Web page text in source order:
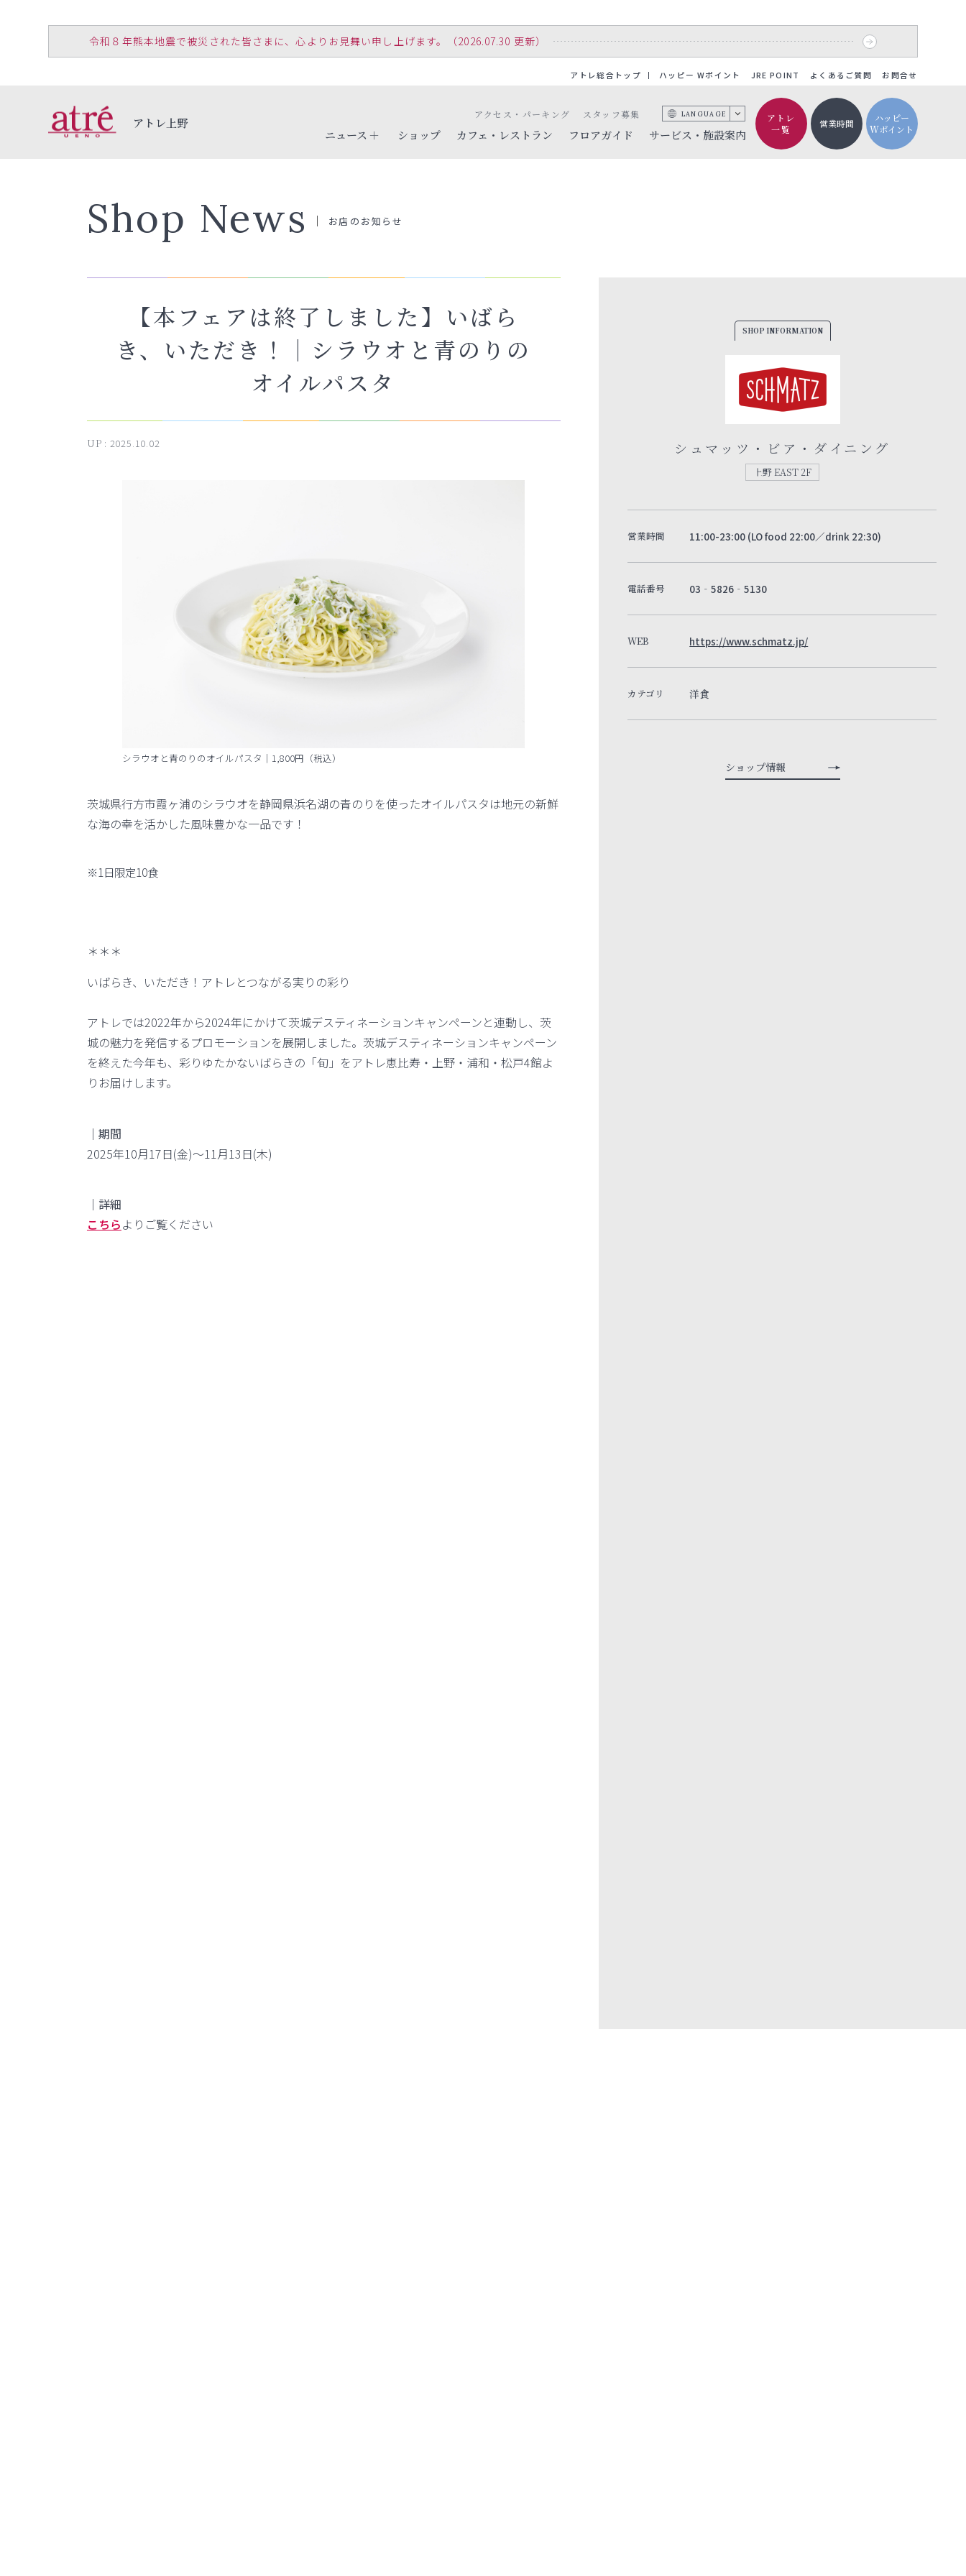
令和８年熊本地震で被災された皆さまに、心よりお見舞い申し上げます。（2026.07.30 更新）
アトレ総合トップ ハッピー Wポイント JRE POINT よくあるご質問 お問合せ
アトレ上野
ニュース
ショップ カフェ・レストラン フロアガイド サービス・施設案内
アクセス・パーキング スタッフ募集 LANGUAGE
アトレ
一覧
営業時間
ハッピー
Wポイント
Shop News お店のお知らせ
【本フェアは終了しました】いばら
き、いただき！｜シラウオと青のりの
オイルパスタ
UP : 2025.10.02
シラウオと青のりのオイルパスタ｜1,800円（税込）
茨城県行方市霞ヶ浦のシラウオを静岡県浜名湖の青のりを使ったオイルパスタは地元の新鮮
な海の幸を活かした風味豊かな一品です！
※1日限定10食
＊＊＊
いばらき、いただき！アトレとつながる実りの彩り
アトレでは2022年から2024年にかけて茨城デスティネーションキャンペーンと連動し、茨
城の魅力を発信するプロモーションを展開しました。茨城デスティネーションキャンペーン
を終えた今年も、彩りゆたかないばらきの「旬」をアトレ恵比寿・上野・浦和・松戸4館よ
りお届けします。
｜期間
2025年10月17日(金)～11月13日(木)
｜詳細
こちらよりご覧ください
SHOP INFORMATION
シュマッツ・ビア・ダイニング
上野 EAST 2F
営業時間 11:00-23:00 (LO food 22:00／drink 22:30)
電話番号 03‐5826‐5130
WEB https://www.schmatz.jp/
カテゴリ 洋食
ショップ情報